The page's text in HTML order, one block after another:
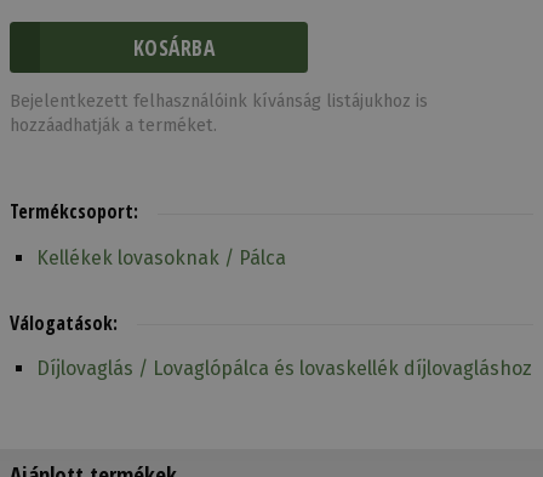
Bejelentkezett felhasználóink kívánság listájukhoz is
hozzáadhatják a terméket.
Termékcsoport:
Kellékek lovasoknak / Pálca
Válogatások:
Díjlovaglás / Lovaglópálca és lovaskellék díjlovagláshoz